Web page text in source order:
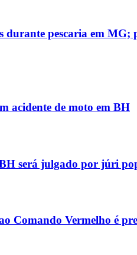
durante pescaria em MG;
acidente de moto em BH
será julgado por júri
Comando Vermelho é